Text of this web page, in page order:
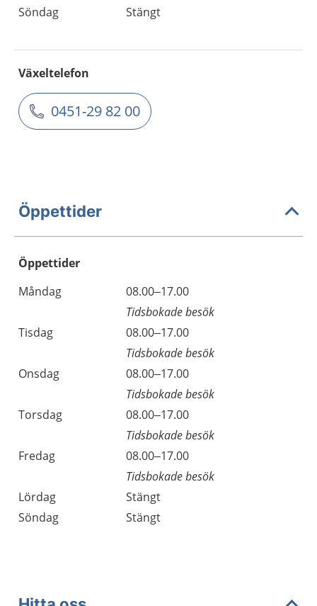
Söndag
Stängt
Växeltelefon
0451-29 82 00
Öppettider
Öppettider
Dag
Öppettider
Kommentarer
Måndag
08.00–17.00
Tidsbokade besök
Tisdag
08.00–17.00
Tidsbokade besök
Onsdag
08.00–17.00
Tidsbokade besök
Torsdag
08.00–17.00
Tidsbokade besök
Fredag
08.00–17.00
Tidsbokade besök
Lördag
Stängt
Söndag
Stängt